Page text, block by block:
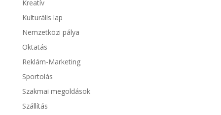
Kreatív
Kulturális lap
Nemzetközi pálya
Oktatás
Reklám-Marketing
Sportolás
Szakmai megoldások
Szállítás